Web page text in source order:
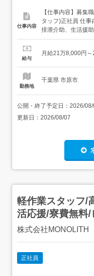
仕事内容
【仕事内容】募集
タッフ)正社員 仕事
排泄介助、生活援
218,000〜275,220
当:12,000〜16,260
給与
月給21万8,000円
勤務地
千葉県 市原市
公開・終了予定日： 2026/08/
更新日： 2026/08/07
軽作業スタッフ/
活応援/寮費無料/
株式会社MONOLITH
正社員